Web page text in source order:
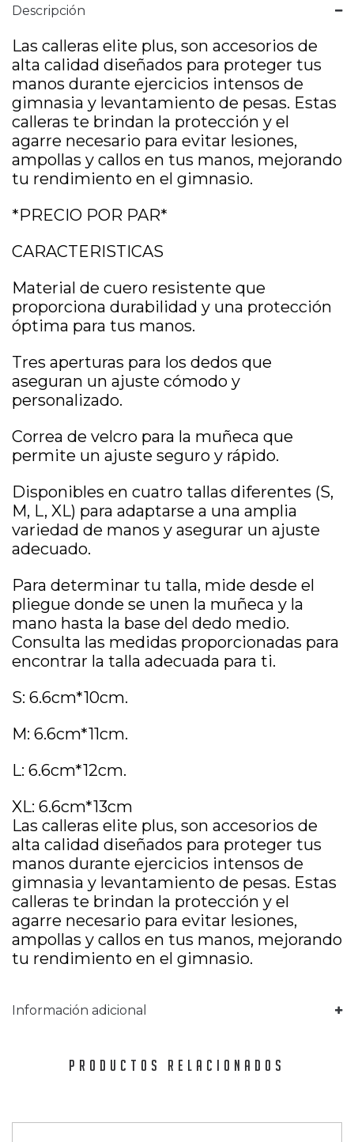
Descripción
Las calleras elite plus, son accesorios de
alta calidad diseñados para proteger tus
manos durante ejercicios intensos de
gimnasia y levantamiento de pesas. Estas
calleras te brindan la protección y el
agarre necesario para evitar lesiones,
ampollas y callos en tus manos, mejorando
tu rendimiento en el gimnasio.
*PRECIO POR PAR*
CARACTERISTICAS
Material de cuero resistente que
proporciona durabilidad y una protección
óptima para tus manos.
Tres aperturas para los dedos que
aseguran un ajuste cómodo y
personalizado.
Correa de velcro para la muñeca que
permite un ajuste seguro y rápido.
Disponibles en cuatro tallas diferentes (S,
M, L, XL) para adaptarse a una amplia
variedad de manos y asegurar un ajuste
adecuado.
Para determinar tu talla, mide desde el
pliegue donde se unen la muñeca y la
mano hasta la base del dedo medio.
Consulta las medidas proporcionadas para
encontrar la talla adecuada para ti.
S: 6.6cm*10cm.
M: 6.6cm*11cm.
L: 6.6cm*12cm.
XL: 6.6cm*13cm
Las calleras elite plus, son accesorios de
alta calidad diseñados para proteger tus
manos durante ejercicios intensos de
gimnasia y levantamiento de pesas. Estas
calleras te brindan la protección y el
agarre necesario para evitar lesiones,
ampollas y callos en tus manos, mejorando
tu rendimiento en el gimnasio.
Información adicional
PRODUCTOS RELACIONADOS